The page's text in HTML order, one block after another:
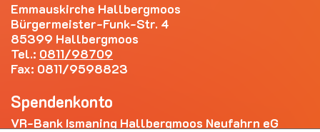
Emmauskirche Hallbergmoos
Bürgermeister-Funk-Str. 4
85399 Hallbergmoos
Tel.: 0811/98709
Fax: 0811/9598823
Spendenkonto
VR-Bank Ismaning Hallbergmoos Neufahrn eG